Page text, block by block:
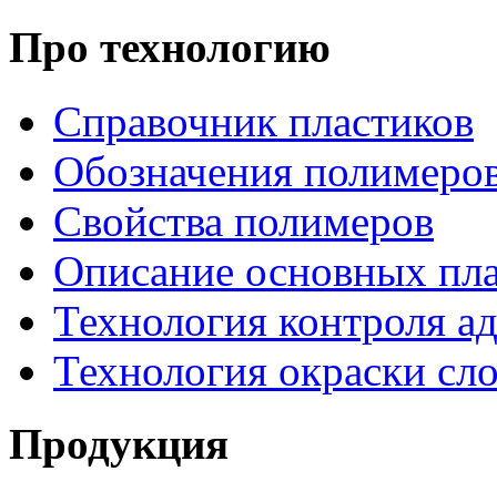
Про технологию
Справочник пластиков
Обозначения
Свойства полимеров
Описание основных
Технология контроля
Технология окраски
Продукция